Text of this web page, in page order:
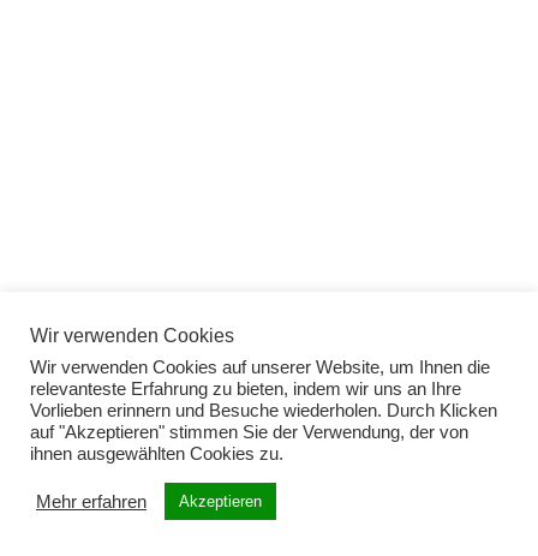
Wir verwenden Cookies
Wir verwenden Cookies auf unserer Website, um Ihnen die
relevanteste Erfahrung zu bieten, indem wir uns an Ihre
Vorlieben erinnern und Besuche wiederholen. Durch Klicken
auf "Akzeptieren" stimmen Sie der Verwendung, der von
ihnen ausgewählten Cookies zu.
Mehr erfahren Akzeptieren